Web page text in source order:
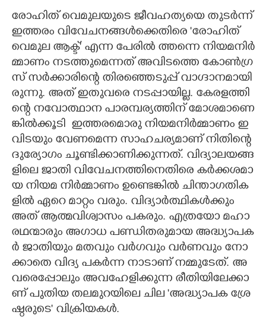
രോ​ഹി​​​ത് ​വെ​മു​ല​യു​ടെ​ ​ജീ​വ​ഹ​ത്യ​യെ​ ​തു​ട​ർ​ന്ന്
​ഇ​ത്ത​രം​ ​വി​​​വേ​ച​ന​ങ്ങ​ൾ​ക്കെ​തി​​​രെ​ ​'രോ​ഹി​​​ത് ​
വെ​മു​ല​ ​ആ​ക്ട്" ​എ​ന്ന​ ​പേ​രി​​​ൽ​ ത്തന്നെ ​നി​​​യ​മ​നി​​​ർ​
മ്മാ​ണം​ ​ന​ട​ത്തു​മെ​ന്ന​ത് ​അ​വി​​​ടത്തെ​ ​കോ​ൺ​​​ഗ്ര​
സ് ​സ​ർ​ക്കാ​രി​​​ന്റെ​ ​തി​​​ര​ഞ്ഞെ​ടു​പ്പ് ​വാ​ഗ്ദാ​ന​മാ​യി​​​
രു​ന്നു.​ ​അ​ത് ​ഇ​തു​വ​രെ​ ​ന​ട​പ്പാ​യി​​​​​ല്ല.​ ​കേ​ര​ള​ത്തി​​​
ന്റെ​ ​ന​വോ​ത്ഥാ​ന​ ​പാ​ര​മ്പ​ര്യ​ത്തി​​​ന് ​മോ​ശ​മാ​ണെ​
ങ്കി​​​ൽക്കൂടി ​ ​ഇ​ത്ത​ര​മൊ​രു​ ​നി​​​യ​മ​നി​​​ർ​മ്മാ​ണം​ ​ഇ​
വി​​​ട​യും​ ​വേ​ണ​മെ​ന്ന​ ​സാ​ഹ​ച​ര്യ​മാ​ണ് ​നി​​​തി​​​ന്റെ​ ​
ദു​ര്യോ​ഗം​ ​ചൂ​ണ്ടി​​​ക്കാ​ണി​​​ക്കു​ന്ന​ത്.​ ​വി​​​ദ്യാ​ല​യ​ങ്ങ​
ളി​​​ലെ​ ​ജാ​തി​​​ വി​​​വേ​ച​ന​ത്തി​​​നെ​തി​​​രെ​ ​ക​ർ​ക്ക​ശ​മാ​
യ​ ​നി​​​യ​മ​ ​നി​​​ർ​മ്മാ​ണം​ ​ഉ​ണ്ടെ​ങ്കി​​​ൽ​ ​ചി​​​ന്താ​ഗ​തി​​​ക​
ളി​​​ൽ​ ​ഏ​റെ​ ​മാ​റ്റം​ ​വ​രും.​ ​വി​​​ദ്യാ​ർ​ത്ഥി​​​ക​ൾ​ക്കും​ ​
അത് ആ​ത്മ​വി​​​ശ്വാ​സം​ ​പ​ക​രും.​ ​എ​ത്ര​യോ​ ​മ​ഹാ​
ര​ഥ​ന്മാ​രും​ ​അ​ഗാ​ധ​ പ​ണ്ഡി​​​ത​രു​മാ​യ​ ​അ​ദ്ധ്യാ​പ​ക​
ർ​ ​ജാ​തി​​​യും​ ​മ​ത​വും​ ​വ​ർ​ഗ​വും​ ​വ​ർ​ണ​വും​ ​നോ​
ക്കാ​തെ​ ​വി​​​ദ്യ​ ​പ​ക​ർ​ന്ന​ ​നാ​ടാ​ണ് ​ന​മ്മു​ടേ​ത്.​ ​അ​
വ​രെ​പ്പോ​ലും​ ​അ​വ​ഹേ​ളി​​​ക്കു​ന്ന​ ​രീ​തി​​​യി​​​ലേ​ക്കാ​
ണ് ​പു​തി​​​യ​ ​ത​ല​മു​റ​യി​​​ലെ​ ​ചി​​​ല​ ​'​അ​ദ്ധ്യാ​പ​ക​ ​ശ്രേ​
ഷ്ഠ​രു​ടെ​"​ ​വി​​​ക്രി​​​യ​ക​ൾ.​